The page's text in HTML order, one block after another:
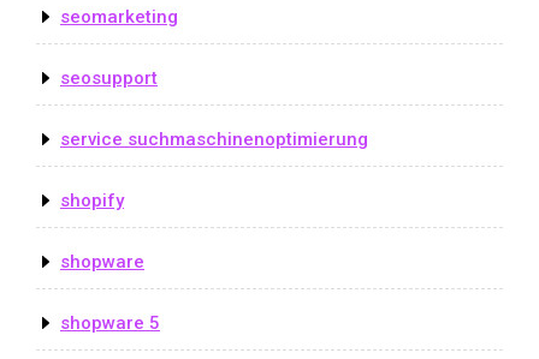
seomarketing
seosupport
service suchmaschinenoptimierung
shopify
shopware
shopware 5